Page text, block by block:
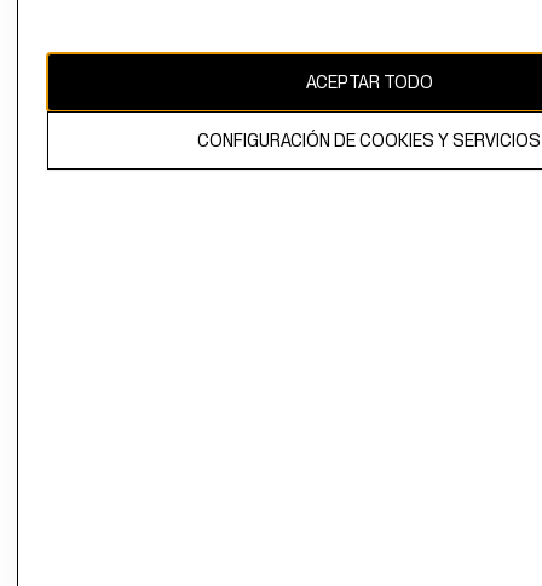
El contenido de esta página web está protegido por copyright y es
propiedad de H&M Hennes & Mauritz AB.
ACEPTAR TODO
CONFIGURACIÓN DE COOKIES Y SERVICIOS